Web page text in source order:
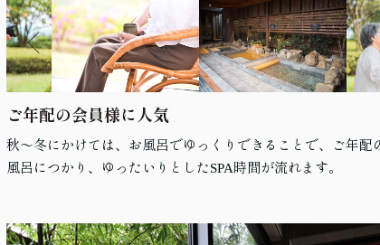
ご年配の会員様に人気
秋～冬にかけては、お風呂でゆっくりできることで、ご年配
風呂につかり、ゆったいりとしたSPA時間が流れます。